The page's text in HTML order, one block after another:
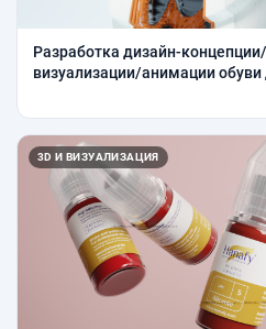
Разработка дизайн-
визуализации/анимации обуви
3D И ВИЗУАЛИЗАЦИЯ